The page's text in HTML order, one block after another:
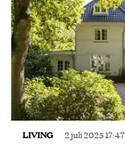
LIVING 2 juli 2025 17:47